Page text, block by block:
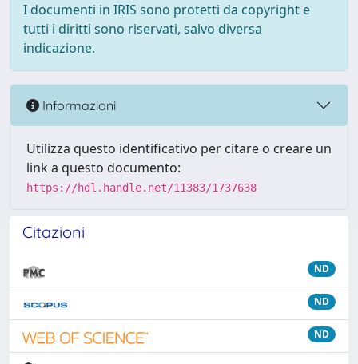
I documenti in IRIS sono protetti da copyright e
tutti i diritti sono riservati, salvo diversa
indicazione.
Informazioni
Utilizza questo identificativo per citare o creare un
link a questo documento:
https://hdl.handle.net/11383/1737638
Citazioni
ND
ND
ND